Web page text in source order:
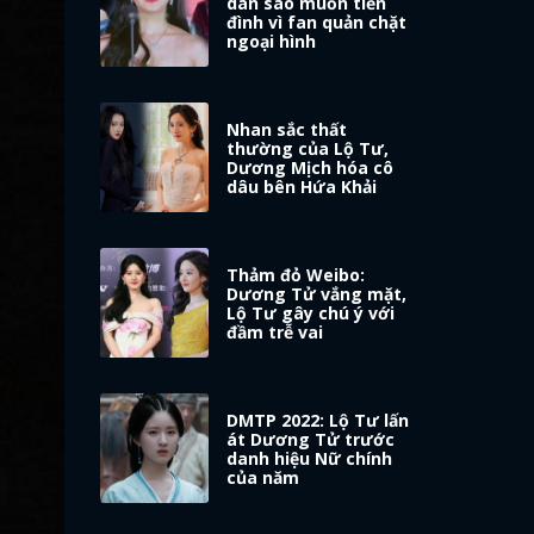
đình vì fan quản chặt
ngoại hình
Nhan sắc thất
thường của Lộ Tư,
Dương Mịch hóa cô
dâu bên Hứa Khải
Thảm đỏ Weibo:
Dương Tử vắng mặt,
Lộ Tư gây chú ý với
đầm trễ vai
DMTP 2022: Lộ Tư lấn
át Dương Tử trước
danh hiệu Nữ chính
của năm